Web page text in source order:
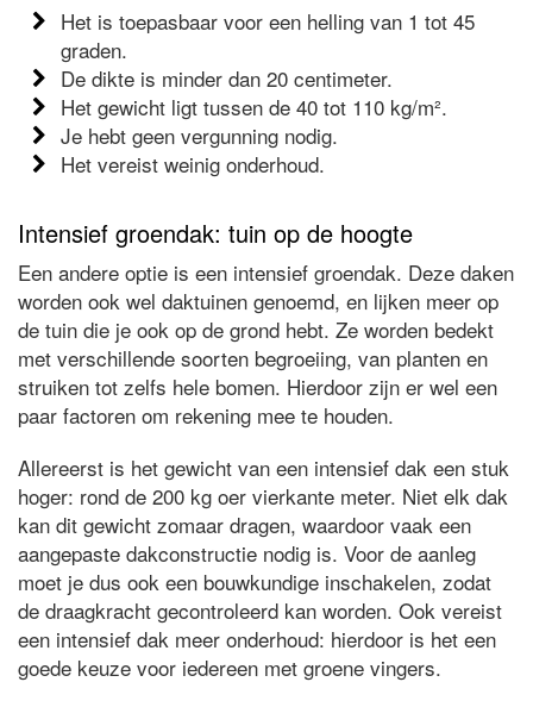
Het is toepasbaar voor een helling van 1 tot 45
graden.
De dikte is minder dan 20 centimeter.
Het gewicht ligt tussen de 40 tot 110 kg/m².
Je hebt geen vergunning nodig.
Het vereist weinig onderhoud.
Intensief groendak: tuin op de hoogte
Een andere optie is een intensief groendak. Deze daken
worden ook wel daktuinen genoemd, en lijken meer op
de tuin die je ook op de grond hebt. Ze worden bedekt
met verschillende soorten begroeiing, van planten en
struiken tot zelfs hele bomen. Hierdoor zijn er wel een
paar factoren om rekening mee te houden.
Allereerst is het gewicht van een intensief dak een stuk
hoger: rond de 200 kg oer vierkante meter. Niet elk dak
kan dit gewicht zomaar dragen, waardoor vaak een
aangepaste dakconstructie nodig is. Voor de aanleg
moet je dus ook een bouwkundige inschakelen, zodat
de draagkracht gecontroleerd kan worden. Ook vereist
een intensief dak meer onderhoud: hierdoor is het een
goede keuze voor iedereen met groene vingers.